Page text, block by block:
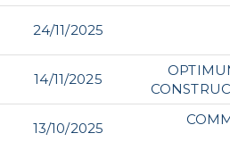
24/11/2025
14/11/2025
13/10/2025